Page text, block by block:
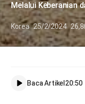
Melalui Keberanian
Korea 25/2/2024
Baca Artikel 20:50